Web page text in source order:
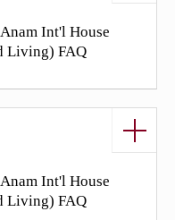
Int'l House
Living) FAQ
Int'l House
Living) FAQ
열기/닫